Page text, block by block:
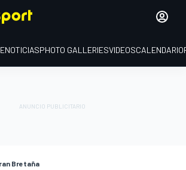
NOTICIASPHOTO GALLERIESVIDEOSCALENDARIO
Bretaña